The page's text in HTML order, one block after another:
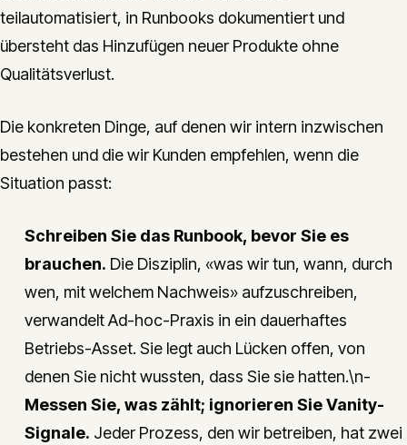
teilautomatisiert, in Runbooks dokumentiert und
übersteht das Hinzufügen neuer Produkte ohne
Qualitätsverlust.
Die konkreten Dinge, auf denen wir intern inzwischen
bestehen und die wir Kunden empfehlen, wenn die
Situation passt:
Schreiben Sie das Runbook, bevor Sie es
brauchen. Die Disziplin, «was wir tun, wann, durch
wen, mit welchem Nachweis» aufzuschreiben,
verwandelt Ad-hoc-Praxis in ein dauerhaftes
Betriebs-Asset. Sie legt auch Lücken offen, von
denen Sie nicht wussten, dass Sie sie hatten.\n-
Messen Sie, was zählt; ignorieren Sie Vanity-
Signale. Jeder Prozess, den wir betreiben, hat zwei